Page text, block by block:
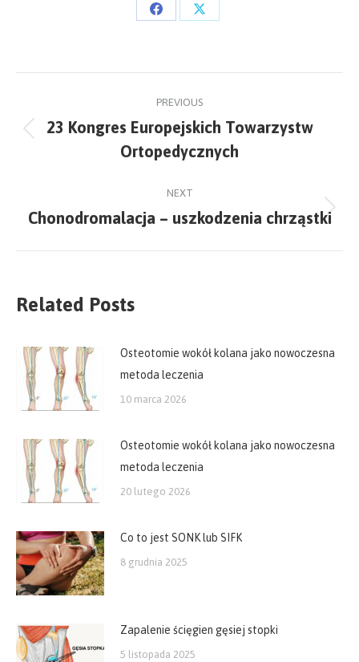
Share
Share
navigation
PREVIOUS
Previous
post:
23 Kongres Europejskich Towarzystw
Ortopedycznych
NEXT
Next
Chonodromalacja – uszkodzenia chrząstki
Related Posts
Osteotomie wokół kolana jako nowoczesna
metoda leczenia
10 marca 2026
Osteotomie wokół kolana jako nowoczesna
metoda leczenia
20 lutego 2026
Co to jest SONK lub SIFK
8 grudnia 2025
Zapalenie ścięgien gęsiej stopki
5 listopada 2025